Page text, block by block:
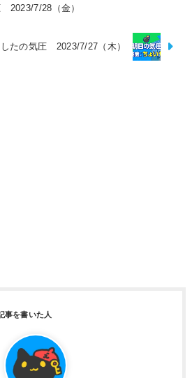
2023/7/28（金）
したの気圧 2023/7/27（木）